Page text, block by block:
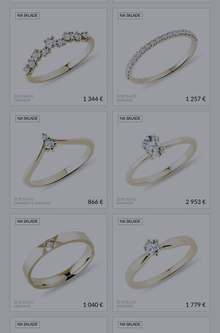
ŽLTÉ ZLATO
DIAMANT
NA SKLADE
1 344 €
ŽLTÉ ZLATO
DIAMANT
NA SKLADE
1 257 €
ŽLTÉ ZLATO
DIAMANT & DIAMANT
NA SKLADE
866 €
ŽLTÉ ZLATO
DIAMANT
NA SKLADE
2 953 €
ŽLTÉ ZLATO
DIAMANT
NA SKLADE
1 040 €
ŽLTÉ ZLATO
DIAMANT
NA SKLADE
1 779 €
NA SKLADE NA SKLADE